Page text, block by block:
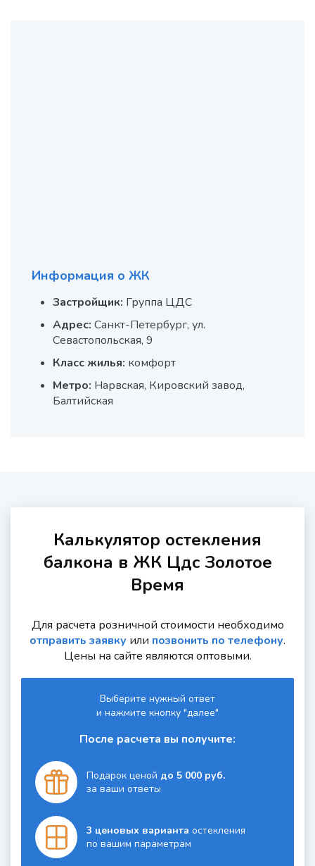
Информация о ЖК
Застройщик: Группа ЦДС
Адрес: Санкт-Петербург, ул.
Севастопольская, 9
Класс жилья: комфорт
Метро: Нарвская, Кировский завод,
Балтийская
Калькулятор остекления
балкона в ЖК Цдс Золотое
Время
Для расчета розничной стоимости необходимо
отправить заявку или позвонить по телефону.
Цены на сайте являются оптовыми.
Выберите нужный ответ
и нажмите кнопку "далее"
После расчета вы получите:
Подарок ценой до 5 000 руб.
за ваши ответы
3 ценовых вариантаостекления
по вашим параметрам